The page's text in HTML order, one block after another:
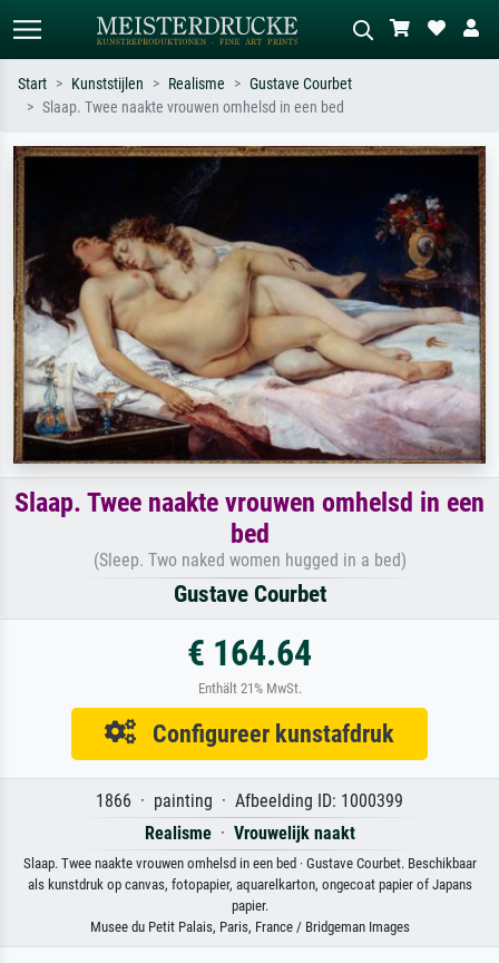
Zoek op kunstenaar, titel of stijl – bijv.
Monet, Sterrennacht, impressionisme,
Hokusai-golf, naakt.
olieverfschilderij, staand naakt naast
een boom.
Start Kunststijlen Realisme
Gustave Courbet
Slaap. Twee naakte vrouwen omhelsd in een bed
Slaap. Twee naakte vrouwen omhelsd in een
bed
(Sleep. Two naked women hugged in a bed)
Gustave Courbet
€ 164.64
Enthält 21% MwSt.
Configureer kunstafdruk
1866 · painting · Afbeelding ID: 1000399
Realisme· Vrouwelijk naakt
Slaap. Twee naakte vrouwen omhelsd in een bed · Gustave Courbet. Beschikbaar
als kunstdruk op canvas, fotopapier, aquarelkarton, ongecoat papier of Japans
papier.
Musee du Petit Palais, Paris, France / Bridgeman Images